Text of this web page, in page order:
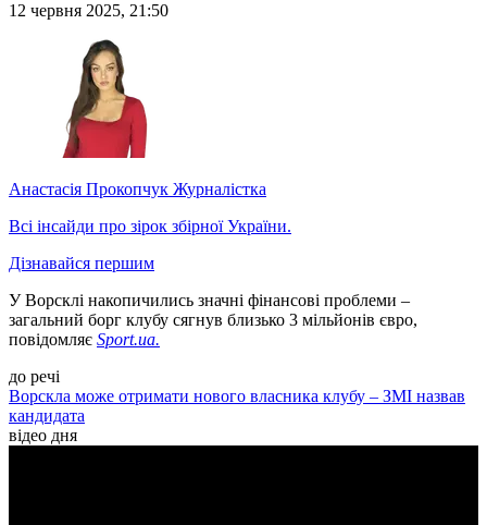
12 червня 2025, 21:50
Анастасія Прокопчук Журналістка
Всі інсайди про зірок збірної України.
Дізнавайся першим
У Ворсклі накопичились значні фінансові проблеми –
загальний борг клубу сягнув близько 3 мільйонів євро,
повідомляє Sport.ua.
до речі
Ворскла може отримати нового власника клубу – ЗМІ назвав
кандидата
відео дня